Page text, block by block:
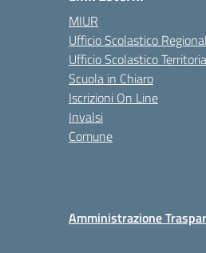
MIUR
Ufficio Scolastico
Ufficio Scolastico
Scuola in Chiaro
Iscrizioni On Line
Invalsi
Comune
Amministrazione